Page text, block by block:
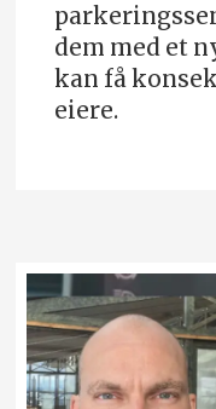
dem med et
kan få
eiere.